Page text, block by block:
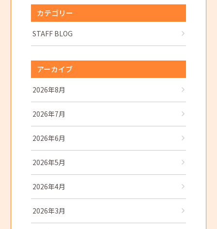
カテゴリー
STAFF BLOG
アーカイブ
2026年8月
2026年7月
2026年6月
2026年5月
2026年4月
2026年3月